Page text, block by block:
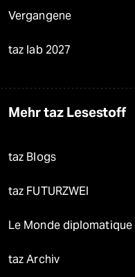
Vergangene
taz lab 2027
Mehr taz Lesestoff
taz Blogs
taz FUTURZWEI
Le Monde diplomatique
taz Archiv